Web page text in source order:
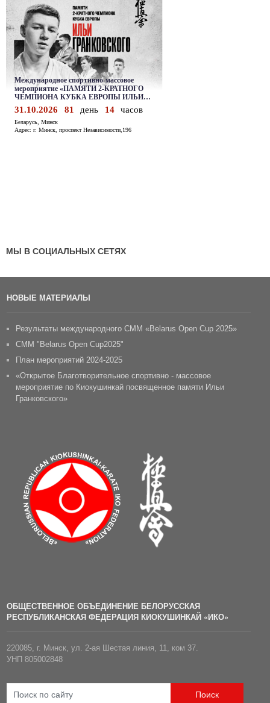
МЫ В СОЦИАЛЬНЫХ СЕТЯХ
НОВЫЕ МАТЕРИАЛЫ
Результаты международного СММ «Belarus Open Cup 2025»
CММ "Belarus Open Cup2025"
План мероприятий 2024-2025
«Открытое Благотворительное спортивно - массовое
мероприятие по Киокушинкай посвященное памяти Ильи
Гранковского»
ОБЩЕСТВЕННОЕ ОБЪЕДИНЕНИЕ БЕЛОРУССКАЯ
РЕСПУБЛИКАНСКАЯ ФЕДЕРАЦИЯ КИОКУШИНКАЙ «ИКО»
220085, г. Минск, ул. 2-ая Шестая линия, 11, ком 37.
УНП 805002848